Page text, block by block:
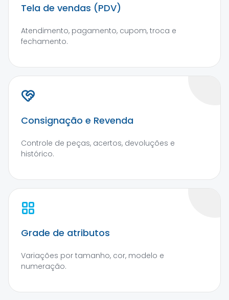
Tela de vendas (PDV)
Atendimento, pagamento, cupom, troca e
fechamento.
Consignação e Revenda
Controle de peças, acertos, devoluções e
histórico.
Grade de atributos
Variações por tamanho, cor, modelo e
numeração.